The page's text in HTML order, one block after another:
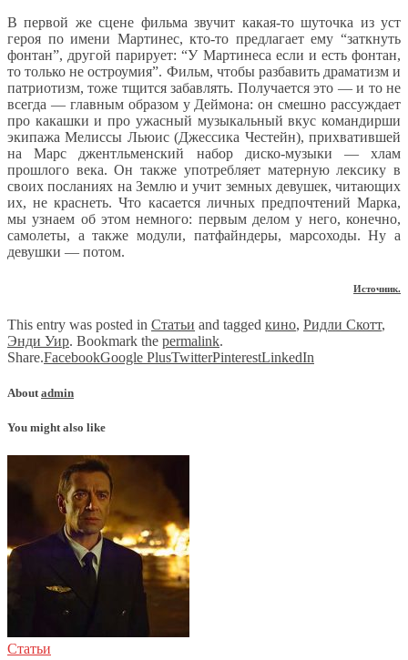
В первой же сцене фильма звучит какая-то шуточка из уст
героя по имени Мартинес, кто-то предлагает ему “заткнуть
фонтан”, другой парирует: “У Мартинеса если и есть фонтан,
то только не остроумия”. Фильм, чтобы разбавить драматизм и
патриотизм, тоже тщится забавлять. Получается это — и то не
всегда — главным образом у Деймона: он смешно рассуждает
про какашки и про ужасный музыкальный вкус командирши
экипажа Мелиссы Льюис (Джессика Честейн), прихватившей
на Марс джентльменский набор диско-музыки — хлам
прошлого века. Он также употребляет матерную лексику в
своих посланиях на Землю и учит земных девушек, читающих
их, не краснеть. Что касается личных предпочтений Марка,
мы узнаем об этом немного: первым делом у него, конечно,
самолеты, а также модули, патфайндеры, марсоходы. Ну а
девушки — потом.
Источник.
This entry was posted in Статьи and tagged кино, Ридли Скотт,
Энди Уир. Bookmark the permalink.
Share.FacebookGoogle PlusTwitterPinterestLinkedIn
About admin
You might also like
Статьи